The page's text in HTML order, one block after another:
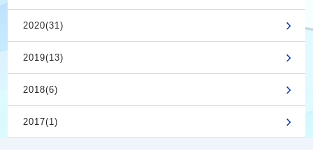
2020(31)
2019(13)
2018(6)
2017(1)